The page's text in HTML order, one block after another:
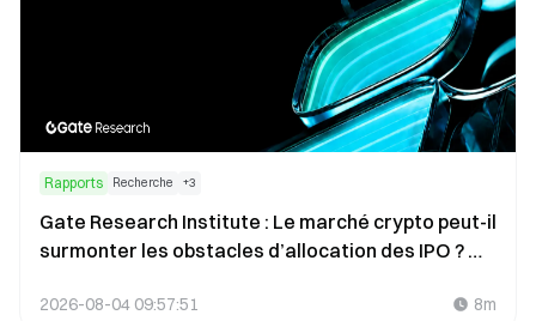
Rapports Recherche +3
Gate Research Institute : Le marché crypto peut-il
surmonter les obstacles d’allocation des IPO ? —
l’accès aux IPO
2026-08-04 09:57:51 8m